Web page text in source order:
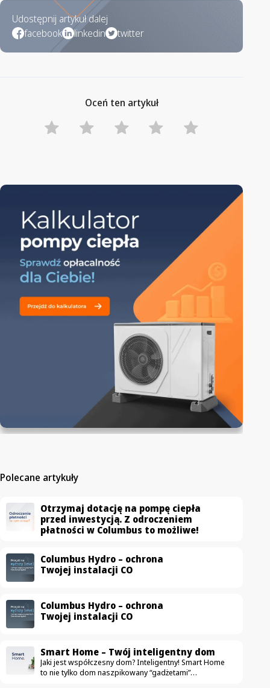
Udostępnij artykuł dalej
facebook
linkedin twitter
Oceń ten artykuł
Polecane artykuły
Otrzymaj dotację na pompę ciepła
przed inwestycją. Z odroczeniem
płatności w Columbus to możliwe!
Columbus Hydro – ochrona
Twojej instalacji CO
Columbus Hydro – ochrona
Twojej instalacji CO
Smart Home – Twój inteligentny dom
Jaki jest współczesny dom? Inteligentny! Smart Home
to nie tylko dom naszpikowany “gadżetami”